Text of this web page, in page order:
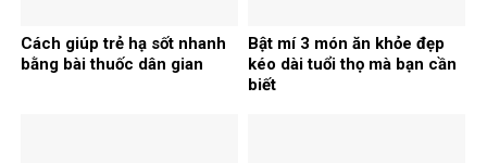
Cách giúp trẻ hạ sốt nhanh
bằng bài thuốc dân gian
Bật mí 3 món ăn khỏe đẹp
kéo dài tuổi thọ mà bạn cần
biết